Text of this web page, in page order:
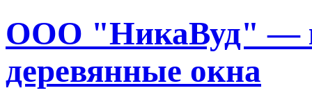
ООО "НикаВуд" —
деревянные окна